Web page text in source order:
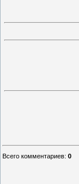
Всего комментариев: 0